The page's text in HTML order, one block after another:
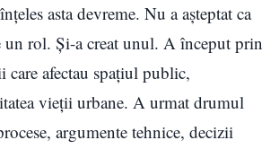
asta devreme. Nu a așteptat ca
un rol. Și-a creat unul. A început prin
care afectau spațiul public,
vieții urbane. A urmat drumul
argumente tehnice, decizii